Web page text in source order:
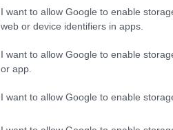
I want to allow Google to enable
web or device identifiers in apps.
I want to allow Google to enable
or app.
I want to allow Google to enable